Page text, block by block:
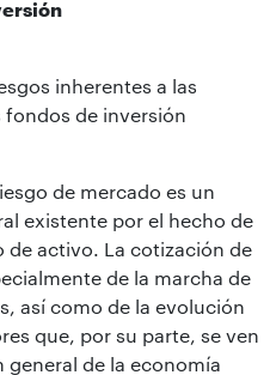
inherentes a las
fondos de inversión
de mercado es un
existente por el hecho de
activo. La cotización de
de la marcha de
así como de la evolución
que, por su parte, se ven
de la economía